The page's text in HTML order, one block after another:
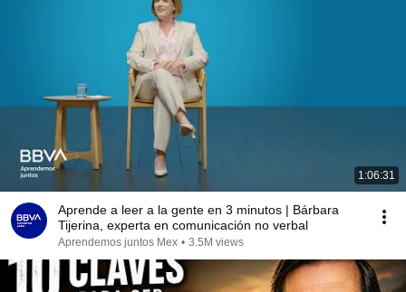
1:06:31
Aprende a leer a la gente en 3 minutos | Bárbara
Tijerina, experta en comunicación no verbal
Aprendemos juntos Mex • 3.5M views